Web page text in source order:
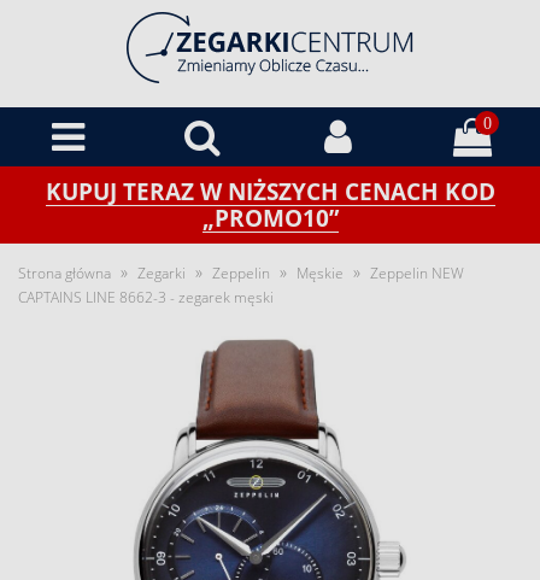
0
KUPUJ TERAZ W NIŻSZYCH CENACH KOD
„PROMO10”
Strona główna » Zegarki » Zeppelin » Męskie » Zeppelin NEW
CAPTAINS LINE 8662-3 - zegarek męski